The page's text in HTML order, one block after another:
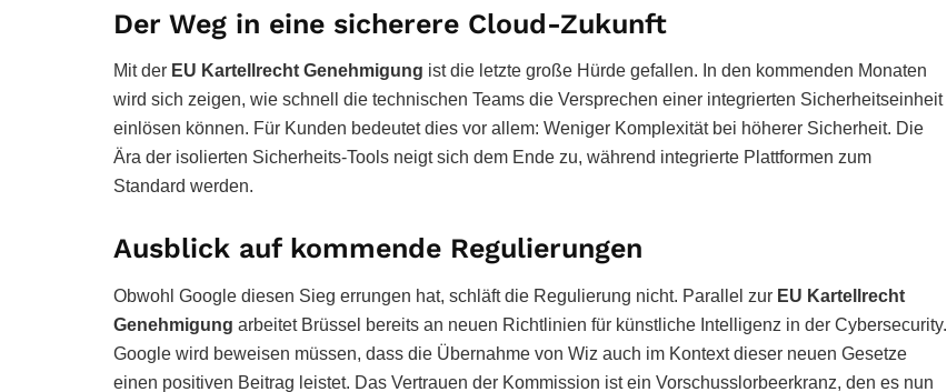
Der Weg in eine sicherere Cloud-Zukunft
Mit der EU Kartellrecht Genehmigung ist die letzte große Hürde gefallen. In den kommenden Monaten
wird sich zeigen, wie schnell die technischen Teams die Versprechen einer integrierten Sicherheitseinheit
einlösen können. Für Kunden bedeutet dies vor allem: Weniger Komplexität bei höherer Sicherheit. Die
Ära der isolierten Sicherheits-Tools neigt sich dem Ende zu, während integrierte Plattformen zum
Standard werden.
Ausblick auf kommende Regulierungen
Obwohl Google diesen Sieg errungen hat, schläft die Regulierung nicht. Parallel zur EU Kartellrecht
Genehmigung arbeitet Brüssel bereits an neuen Richtlinien für künstliche Intelligenz in der Cybersecurity.
Google wird beweisen müssen, dass die Übernahme von Wiz auch im Kontext dieser neuen Gesetze
einen positiven Beitrag leistet. Das Vertrauen der Kommission ist ein Vorschusslorbeerkranz, den es nun